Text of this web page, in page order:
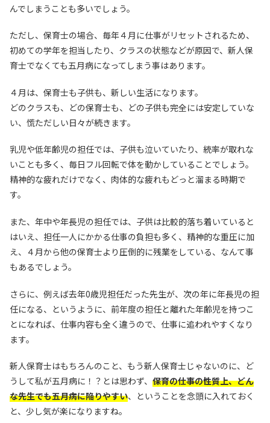
んでしまうことも多いでしょう。
ただし、保育士の場合、毎年４月に仕事がリセットされるため、
初めての学年を担当したり、クラスの状態などが原因で、新人保
育士でなくても五月病になってしまう事はあります。
４月は、保育士も子供も、新しい生活になります。
どのクラスも、どの保育士も、どの子供も完全には安定していな
い、慌ただしい日々が続きます。
乳児や低年齢児の担任では、子供も泣いていたり、統率が取れな
いことも多く、毎日フル回転で体を動かしていることでしょう。
精神的な疲れだけでなく、肉体的な疲れもどっと溜まる時期で
す。
また、年中や年長児の担任では、子供は比較的落ち着いていると
はいえ、担任一人にかかる仕事の負担も多く、精神的な重圧に加
え、４月から他の保育士より圧倒的に残業をしている、なんて事
もあるでしょう。
さらに、例えば去年0歳児担任だった先生が、次の年に年長児の担
任になる、というように、前年度の担任と離れた年齢児を持つこ
とになれば、仕事内容も全く違うので、仕事に追われやすくなり
ます。
新人保育士はもちろんのこと、もう新人保育士じゃないのに、ど
うして私が五月病に！？とは思わず、 保育の仕事の性質上、どん
な先生でも五月病に陥りやすい、ということを念頭に入れておく
と、少し気が楽になりますね。